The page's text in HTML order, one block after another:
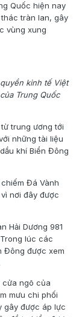
Quốc hiện nay
tràn lan, gây
vùng xung
kinh tế Việt
Trung Quốc
trung ương tới
những tài liệu
khí Biển Đông
Đá Vành
nơi đây được
Hải Dương 981
lúc các
Đông được xem
cửa ngõ của
mưu chi phối
gây được áp lực